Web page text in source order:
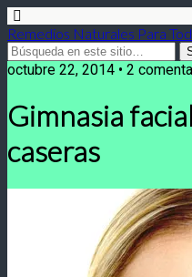
Remedios Naturales Para
octubre 22, 2014 • 2
Gimnasia
caseras